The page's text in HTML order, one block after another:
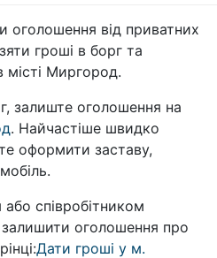
оголошення від приватних
гроші в борг та
місті Миргород.
залиште оголошення на
. Найчастіше швидко
оформити заставу,
співробітником
залишити оголошення про
Дати гроші у м.